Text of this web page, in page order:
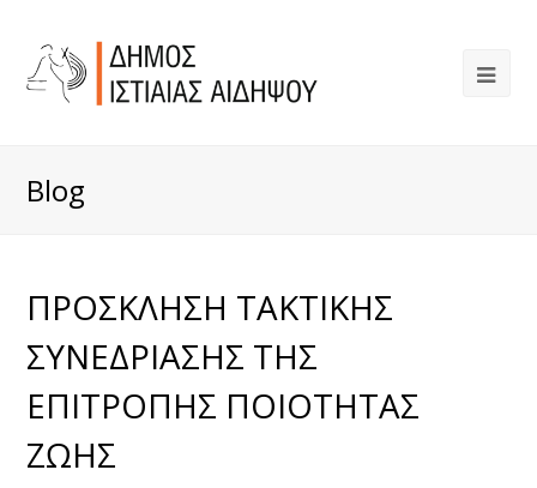
Blog
ΠΡΟΣΚΛΗΣΗ ΤΑΚΤΙΚΗΣ
ΣΥΝΕΔΡΙΑΣΗΣ ΤΗΣ
ΕΠΙΤΡΟΠΗΣ ΠΟΙΟΤΗΤΑΣ
ΖΩΗΣ